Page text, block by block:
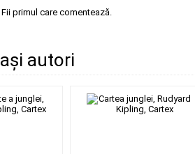
primul care comentează.
autori